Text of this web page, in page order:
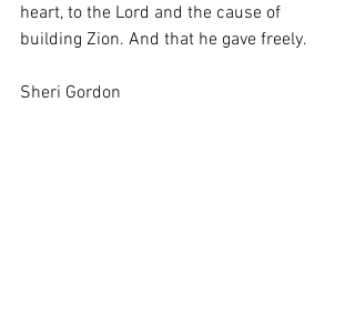
heart, to the Lord and the cause of
building Zion. And that he gave freely.
Sheri Gordon